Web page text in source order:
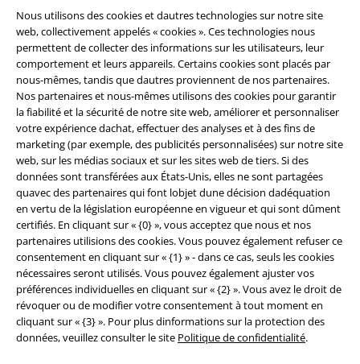
Nous utilisons des cookies et dautres technologies sur notre site
web, collectivement appelés « cookies ». Ces technologies nous
permettent de collecter des informations sur les utilisateurs, leur
comportement et leurs appareils. Certains cookies sont placés par
nous-mêmes, tandis que dautres proviennent de nos partenaires.
Nos partenaires et nous-mêmes utilisons des cookies pour garantir
la fiabilité et la sécurité de notre site web, améliorer et personnaliser
votre expérience dachat, effectuer des analyses et à des fins de
marketing (par exemple, des publicités personnalisées) sur notre site
web, sur les médias sociaux et sur les sites web de tiers. Si des
données sont transférées aux États-Unis, elles ne sont partagées
quavec des partenaires qui font lobjet dune décision dadéquation
en vertu de la législation européenne en vigueur et qui sont dûment
certifiés. En cliquant sur « {0} », vous acceptez que nous et nos
partenaires utilisions des cookies. Vous pouvez également refuser ce
consentement en cliquant sur « {1} » - dans ce cas, seuls les cookies
nécessaires seront utilisés. Vous pouvez également ajuster vos
préférences individuelles en cliquant sur « {2} ». Vous avez le droit de
révoquer ou de modifier votre consentement à tout moment en
cliquant sur « {3} ». Pour plus dinformations sur la protection des
données, veuillez consulter le site Politique de confidentialité.
A Warner Music Group Company
Sécurité